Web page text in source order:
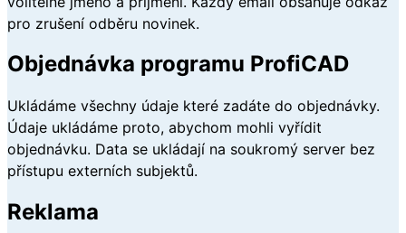
pro zrušení odběru novinek.
Objednávka programu ProfiCAD
Ukládáme všechny údaje které zadáte do objednávky.
Údaje ukládáme proto, abychom mohli vyřídit
objednávku. Data se ukládají na soukromý server bez
přístupu externích subjektů.
Reklama